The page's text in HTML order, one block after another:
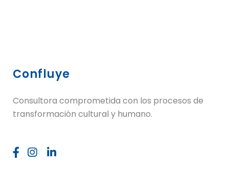
Confluye
Consultora comprometida con los procesos de
transformación cultural y humano.